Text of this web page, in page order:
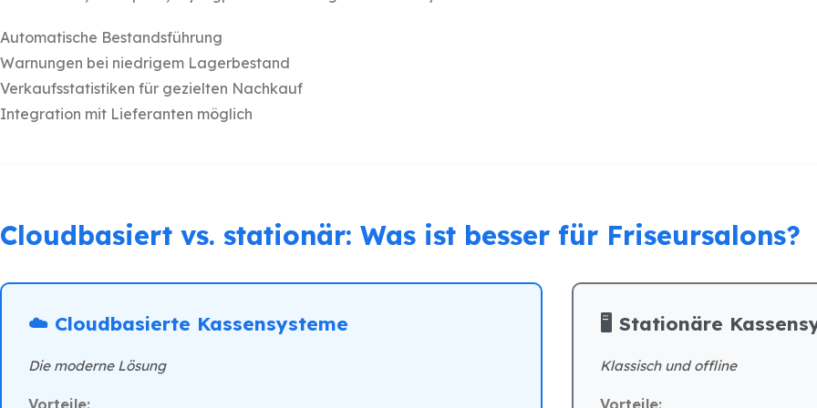
Automatische Bestandsführung
Warnungen bei niedrigem Lagerbestand
Verkaufsstatistiken für gezielten Nachkauf
Integration mit Lieferanten möglich
Cloudbasiert vs. stationär: Was ist besser für Friseursalons?
☁️ Cloudbasierte Kassensysteme
Die moderne Lösung
🖥️ Stationäre
Klassisch und offline